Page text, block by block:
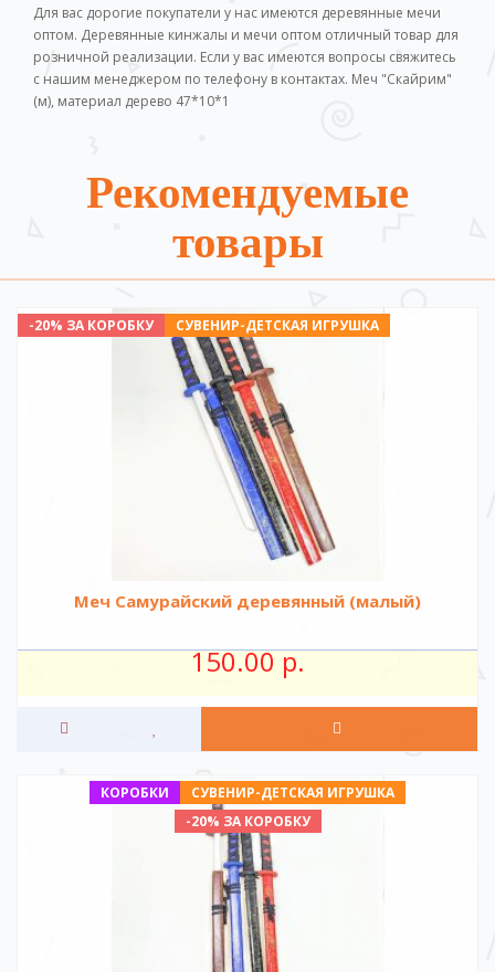
Для вас дорогие покупатели у нас имеются деревянные мечи
оптом. Деревянные кинжалы и мечи оптом отличный товар для
розничной реализации. Если у вас имеются вопросы свяжитесь
с нашим менеджером по телефону в контактах. Меч "Скайрим"
(м), материал дерево 47*10*1
Рекомендуемые
товары
СУВЕНИР-ДЕТСКАЯ ИГРУШКА
-20% ЗА КОРОБКУ
Меч Самурайский деревянный (малый)
150.00 р.
СУВЕНИР-ДЕТСКАЯ ИГРУШКА
КОРОБКИ
-20% ЗА КОРОБКУ